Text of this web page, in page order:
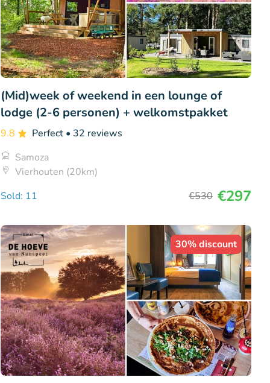
(Mid)week of weekend in een lounge of
lodge (2-6 personen) + welkomstpakket
9.8 Perfect • 32 reviews
Samoza
Vierhouten (20km)
Sold: 11
€530 €297
30% discount